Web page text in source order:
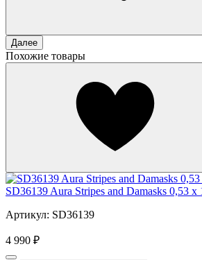
Далее
Похожие товары
SD36139 Aura Stripes and Damasks 0,53 x
Артикул: SD36139
4 990 ₽